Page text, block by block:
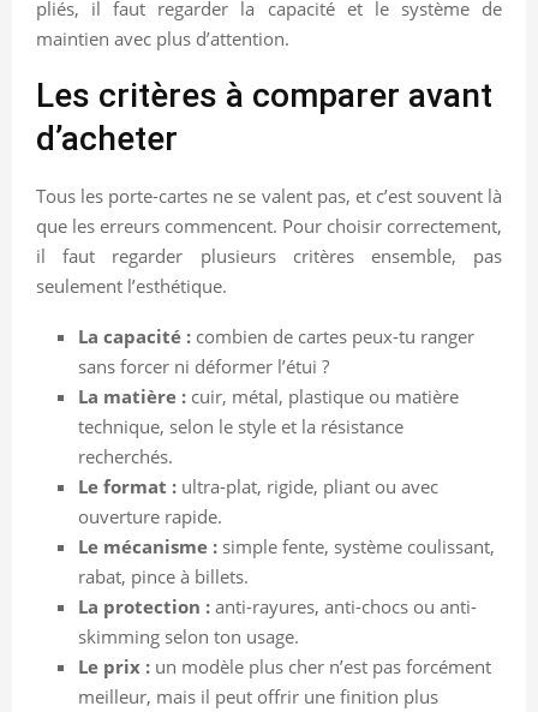
pliés, il faut regarder la capacité et le système de
maintien avec plus d’attention.
Les critères à comparer avant
d’acheter
Tous les porte-cartes ne se valent pas, et c’est souvent là
que les erreurs commencent. Pour choisir correctement,
il faut regarder plusieurs critères ensemble, pas
seulement l’esthétique.
La capacité : combien de cartes peux-tu ranger
sans forcer ni déformer l’étui ?
La matière : cuir, métal, plastique ou matière
technique, selon le style et la résistance
recherchés.
Le format : ultra-plat, rigide, pliant ou avec
ouverture rapide.
Le mécanisme : simple fente, système coulissant,
rabat, pince à billets.
La protection : anti-rayures, anti-chocs ou anti-
skimming selon ton usage.
Le prix : un modèle plus cher n’est pas forcément
meilleur, mais il peut offrir une finition plus